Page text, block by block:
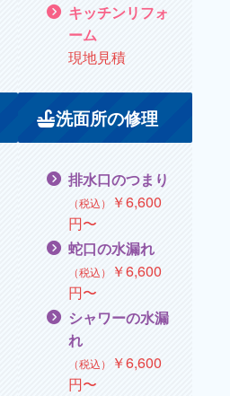
キッチンリフォ
ーム
現地見積
洗面所の修理
排水口のつまり
（税込） ￥6,600
円〜
蛇口の水漏れ
（税込） ￥6,600
円〜
シャワーの水漏
れ
（税込） ￥6,600
円〜